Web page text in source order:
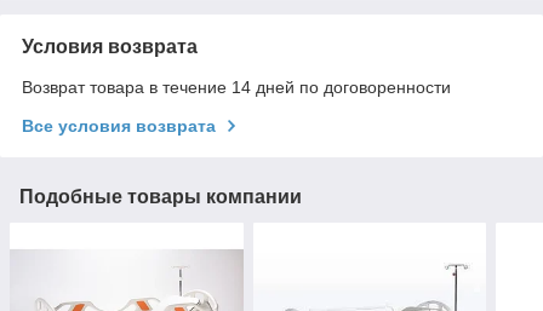
Условия возврата
Возврат товара в течение 14 дней по договоренности
Все условия возврата
Подобные товары компании